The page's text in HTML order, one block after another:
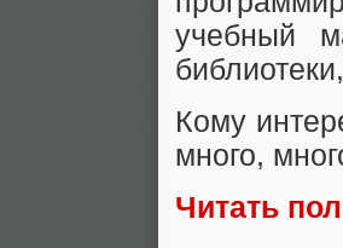
учебный
Кому
много,
Читать